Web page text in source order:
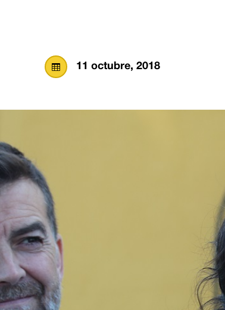
 11 octubre, 2018